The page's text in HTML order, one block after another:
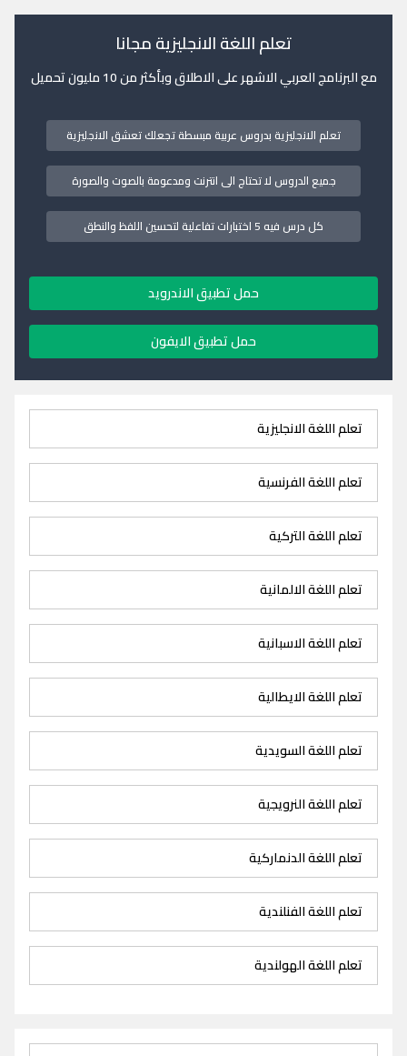
تعلم اللغة الانجليزية مجانا
مع البرنامج العربي الاشهر على الاطلاق وبأكثر من 10 مليون تحميل
تعلم الانجليزية بدروس عربية مبسطة تجعلك تعشق الانجليزية
جميع الدروس لا تحتاج الى انترنت ومدعومة بالصوت والصورة
كل درس فيه 5 اختبارات تفاعلية لتحسين اللفظ والنطق
حمل تطبيق الاندرويد
حمل تطبيق الايفون
تعلم اللغة الانجليزية
تعلم اللغة الفرنسية
تعلم اللغة التركية
تعلم اللغة الالمانية
تعلم اللغة الاسبانية
تعلم اللغة الايطالية
تعلم اللغة السويدية
تعلم اللغة النرويجية
تعلم اللغة الدنماركية
تعلم اللغة الفنلندية
تعلم اللغة الهولندية